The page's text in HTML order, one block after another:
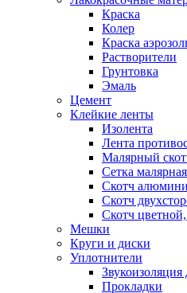
Краска
Колер
Краска
Растворители
Грунтовка
Эмаль
Цемент
Клейкие ленты
Изолента
Лента
Малярный
Сетка
Скотч
Скотч
Скотч
Мешки
Круги и диски
Уплотнители
Звукоизоляция
Прокладки